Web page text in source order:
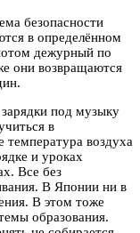
безопасности
в определённом
дежурный по
они возвращаются
под музыку
в
воздуха
и уроках
Все без
В Японии ни в
В этом тоже
образования.